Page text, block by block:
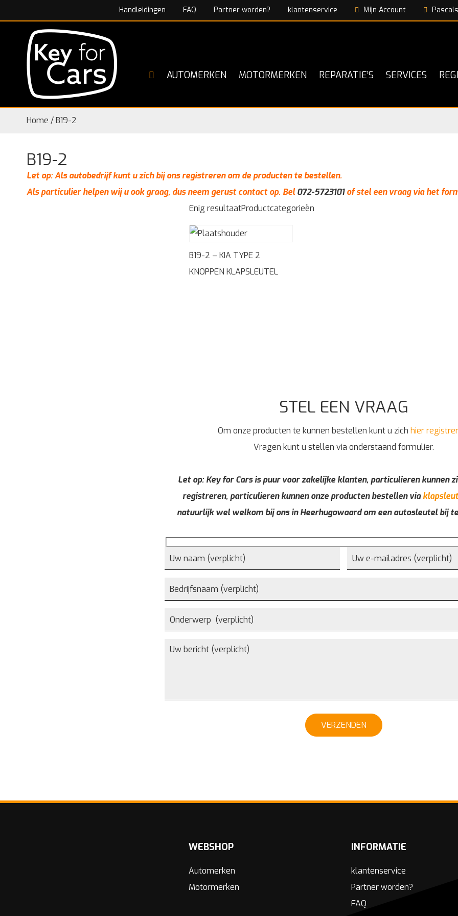
Handleidingen FAQ Partner worden? klantenservice Mijn Account
AUTOMERKEN MOTORMERKEN REPARATIE’S SERVICES
Home /B19-2
B19-2
Let op: Als autobedrijf kunt u zich bij ons registreren om de producten te bestellen.
Als particulier helpen wij u ook graag, dus neem gerust contact op. Bel072-5723101of stel een vraag via het
Productcategorieën
Enig resultaat
B19-2 – KIA TYPE 2
KNOPPEN KLAPSLEUTEL
STEL EEN VRAAG
Om onze producten te kunnen bestellen kunt u zich hier
Vragen kunt u stellen via onderstaand formulier.
Let op: Key for Cars is puur voor zakelijke klanten, particulieren kunnen
registreren, particulieren kunnen onze producten bestellen via
natuurlijk wel welkom bij ons in Heerhugowaard om een autosleutel bij
VERZENDEN
WEBSHOP
Automerken
Motormerken
INFORMATIE
klantenservice
Partner worden?
FAQ